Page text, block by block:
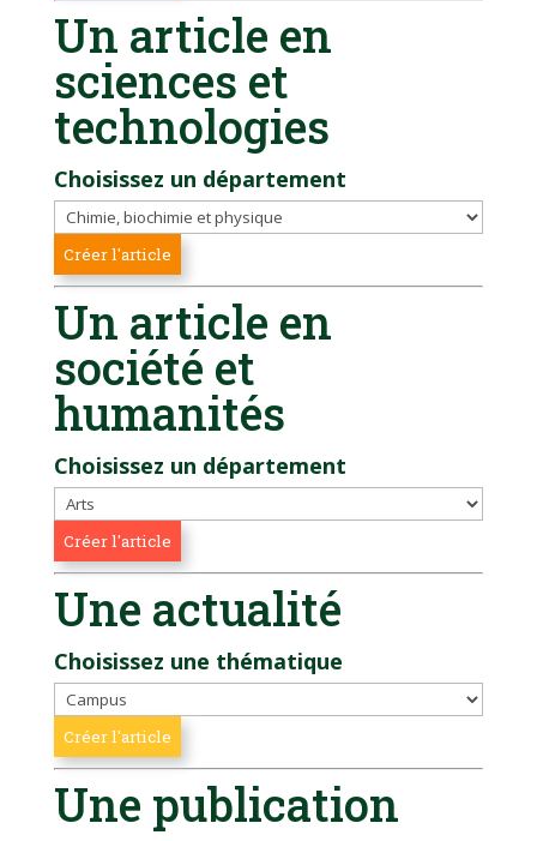
Un article en
sciences et
technologies
Choisissez un département
Un article en
société et
humanités
Choisissez un département
Une actualité
Choisissez une thématique
Une publication